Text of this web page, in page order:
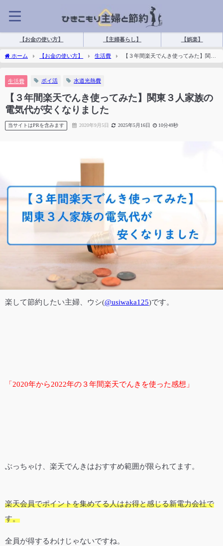
【お金の使い方】 【主婦暮らし】 【娯楽】
ホーム 【お金の使い方】 生活費
【３年間楽天でんき使ってみた】関東
生活費 ポイ活 水道光熱費
【３年間楽天でんき使ってみた】関東３人家族の
電気代が安くなりました
当サイトはPRを含みます 2020年9月5日 2025年5月16日 10分49秒
楽して節約したい主婦、ウシ(@usiwaka125)です。
「2020年から2022年の３年間楽天でんきを使った感想」
ぶっちゃけ、楽天でんきはおすすめ範囲が限られてます。
楽天会員でポイントを集めてる人はお得と感じる新電力会社で
す。
全員が得するわけじゃないですね。